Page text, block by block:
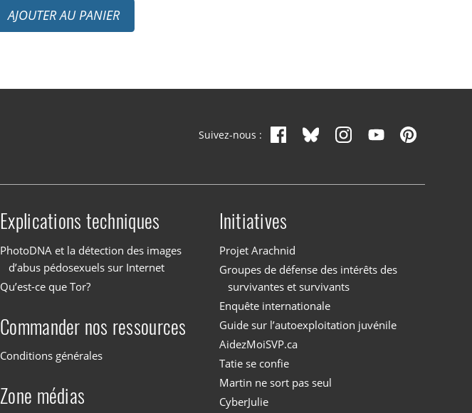
AJOUTER AU PANIER
Suivez-nous :
Explications techniques
PhotoDNA et la détection des images
d’abus pédosexuels sur Internet
Qu’est-ce que Tor?
Commander nos ressources
Conditions générales
Zone médias
Initiatives
Projet Arachnid
Groupes de défense des intérêts des
survivantes et survivants
Enquête internationale
Guide sur l’autoexploitation juvénile
AidezMoiSVP.ca
Tatie se confie
Martin ne sort pas seul
CyberJulie